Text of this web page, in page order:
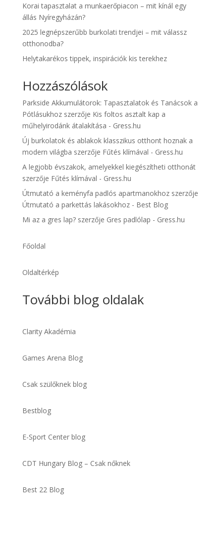
Korai tapasztalat a munkaerőpiacon – mit kínál egy
állás Nyíregyházán?
2025 legnépszerűbb burkolati trendjei – mit válassz
otthonodba?
Helytakarékos tippek, inspirációk kis terekhez
Hozzászólások
Parkside Akkumulátorok: Tapasztalatok és Tanácsok a
Pótlásukhozszerzője Kis foltos asztalt kap a
műhelyirodánk átalakítása - Gress.hu
Új burkolatok és ablakok klasszikus otthont hoznak a
modern világba szerzője Fűtés klímával - Gress.hu
A legjobb évszakok, amelyekkel kiegészítheti otthonát
szerzője Fűtés klímával - Gress.hu
Útmutató a keményfa padlós apartmanokhozszerzője
Útmutató a parkettás lakásokhoz - Best Blog
Mi az a gres lap?szerzője Gres padlólap - Gress.hu
Főoldal
Oldaltérkép
További blog oldalak
Clarity Akadémia
Games Arena Blog
Csak szülőknek blog
Bestblog
E-Sport Center blog
CDT Hungary Blog – Csak nőknek
Best 22 Blog